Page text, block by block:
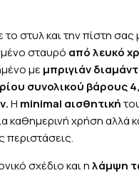
το στυλ και την πίστη
σταυρό από λευκό
με μπριγιάν
συνολικού βάρους
Η minimal αισθητική
καθημερινή χρήση αλλά
περιστάσεις.
σχέδιο και ηλάμψη